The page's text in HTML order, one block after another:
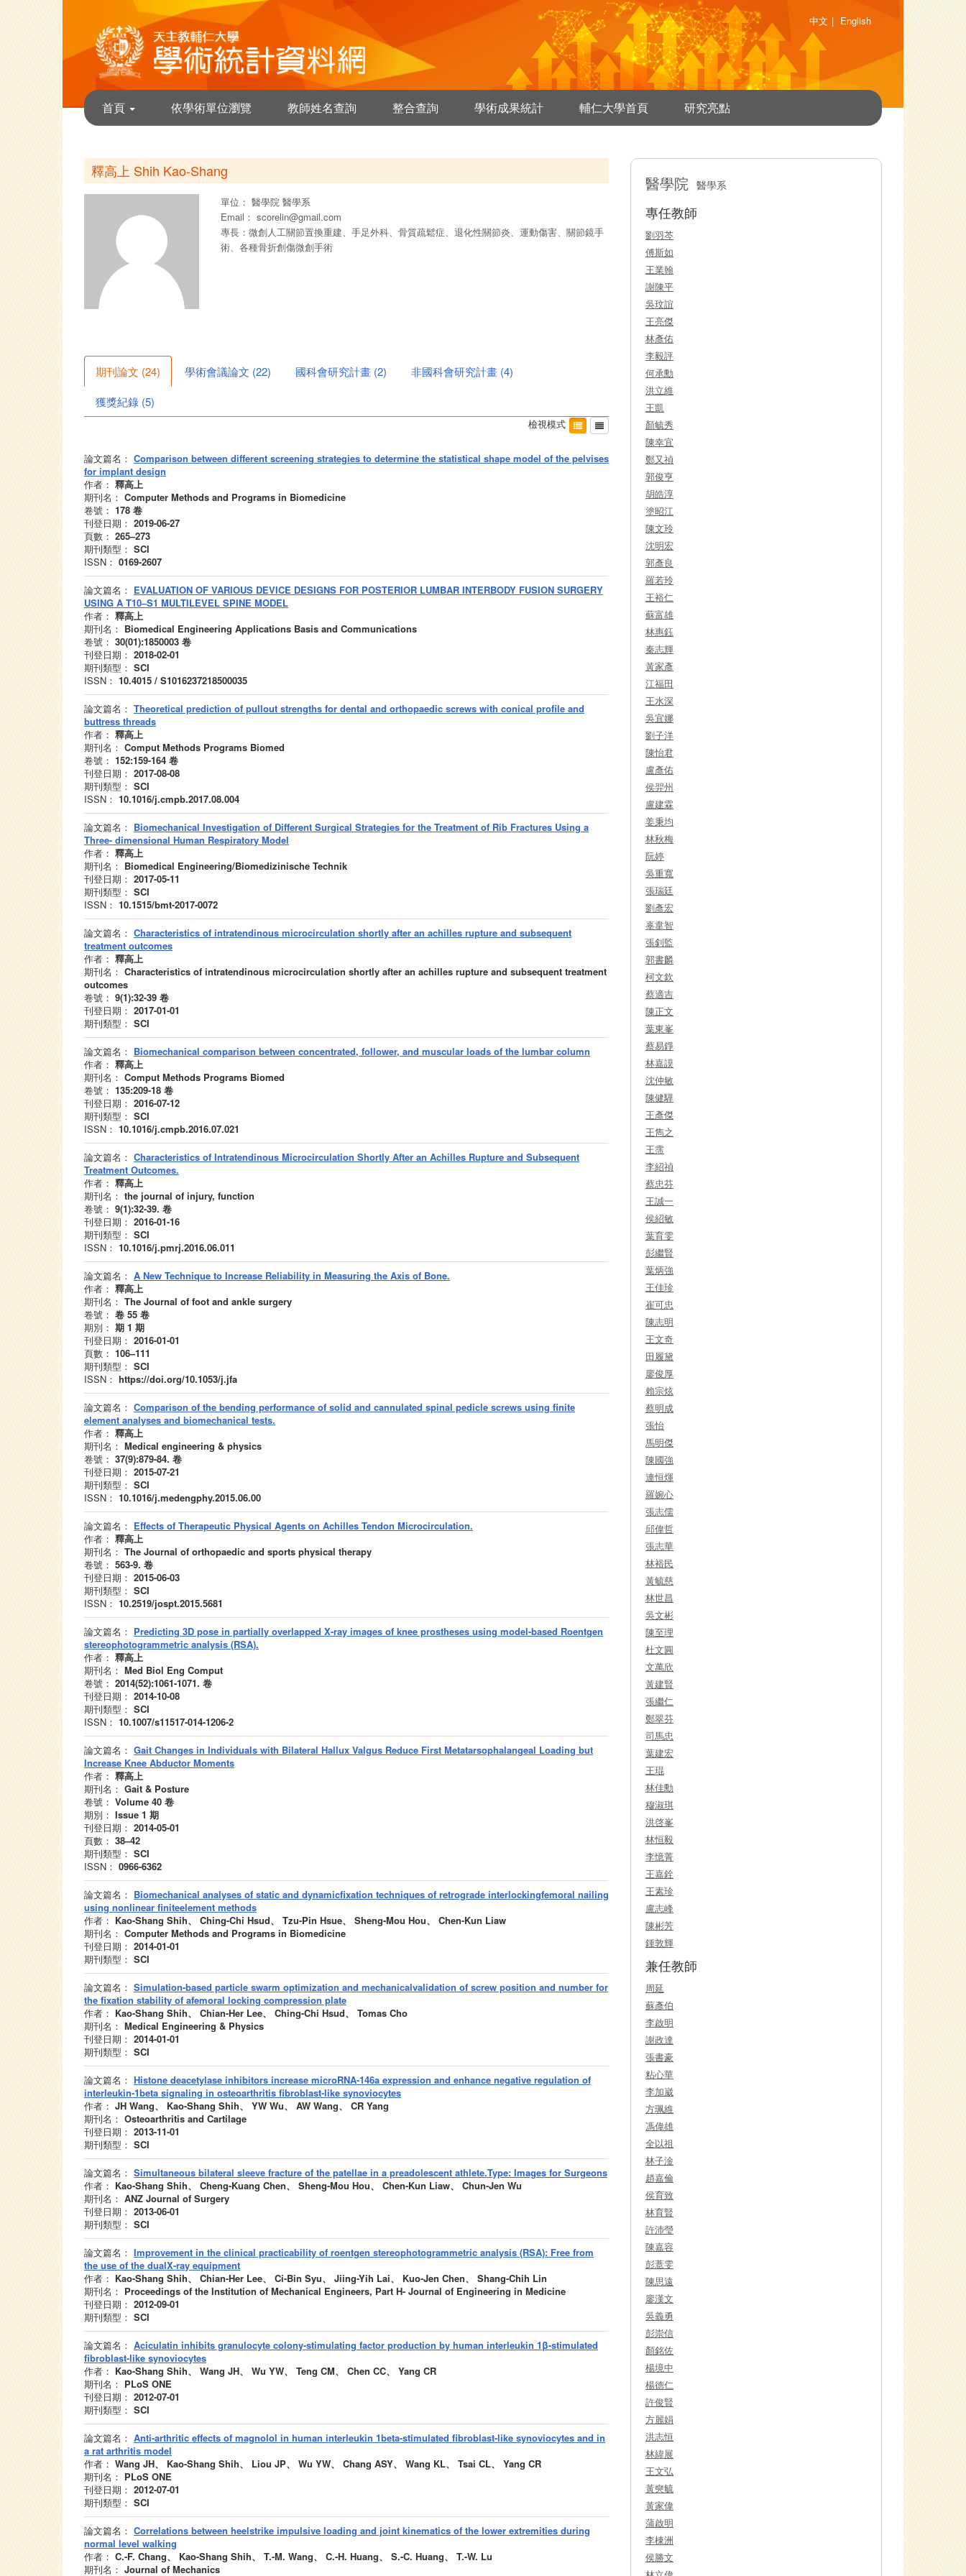
中文 | English
首頁 依學術單位瀏覽 教師姓名查詢 整合查詢 學術成果統計 輔仁大學首頁 研究亮點
釋高上 Shih Kao-Shang
單位： 醫學院 醫學系
Email： scorelin@gmail.com
專長：微創人工關節置換重建、手足外科、骨質疏鬆症、退化性關節炎、運動傷害、關節鏡手
術、各種骨折創傷微創手術
期刊論文 (24) 學術會議論文 (22) 國科會研究計畫 (2) 非國科會研究計畫 (4)
獲獎紀錄 (5)
檢視模式
論文篇名： Comparison between different screening strategies to determine the statistical shape model of the pelvises
for implant design
作者： 釋高上
期刊名： Computer Methods and Programs in Biomedicine
卷號： 178 卷
刊登日期： 2019-06-27
頁數： 265–273
期刊類型： SCI
ISSN： 0169-2607
論文篇名： EVALUATION OF VARIOUS DEVICE DESIGNS FOR POSTERIOR LUMBAR INTERBODY FUSION SURGERY
USING A T10–S1 MULTILEVEL SPINE MODEL
作者： 釋高上
期刊名： Biomedical Engineering Applications Basis and Communications
卷號： 30(01):1850003 卷
刊登日期： 2018-02-01
期刊類型： SCI
ISSN： 10.4015 / S1016237218500035
論文篇名： Theoretical prediction of pullout strengths for dental and orthopaedic screws with conical profile and
buttress threads
作者： 釋高上
期刊名： Comput Methods Programs Biomed
卷號： 152:159-164 卷
刊登日期： 2017-08-08
期刊類型： SCI
ISSN： 10.1016/j.cmpb.2017.08.004
論文篇名： Biomechanical Investigation of Different Surgical Strategies for the Treatment of Rib Fractures Using a
Three- dimensional Human Respiratory Model
作者： 釋高上
期刊名： Biomedical Engineering/Biomedizinische Technik
刊登日期： 2017-05-11
期刊類型： SCI
ISSN： 10.1515/bmt-2017-0072
論文篇名： Characteristics of intratendinous microcirculation shortly after an achilles rupture and subsequent
treatment outcomes
作者： 釋高上
期刊名： Characteristics of intratendinous microcirculation shortly after an achilles rupture and subsequent treatment
outcomes
卷號： 9(1):32-39 卷
刊登日期： 2017-01-01
期刊類型： SCI
論文篇名： Biomechanical comparison between concentrated, follower, and muscular loads of the lumbar column
作者： 釋高上
期刊名： Comput Methods Programs Biomed
卷號： 135:209-18 卷
刊登日期： 2016-07-12
期刊類型： SCI
ISSN： 10.1016/j.cmpb.2016.07.021
論文篇名： Characteristics of Intratendinous Microcirculation Shortly After an Achilles Rupture and Subsequent
Treatment Outcomes.
作者： 釋高上
期刊名： the journal of injury, function
卷號： 9(1):32-39. 卷
刊登日期： 2016-01-16
期刊類型： SCI
ISSN： 10.1016/j.pmrj.2016.06.011
論文篇名： A New Technique to Increase Reliability in Measuring the Axis of Bone.
作者： 釋高上
期刊名： The Journal of foot and ankle surgery
卷號： 卷 55 卷
期別： 期 1 期
刊登日期： 2016-01-01
頁數： 106–111
期刊類型： SCI
ISSN： https://doi.org/10.1053/j.jfa
論文篇名： Comparison of the bending performance of solid and cannulated spinal pedicle screws using finite
element analyses and biomechanical tests.
作者： 釋高上
期刊名： Medical engineering & physics
卷號： 37(9):879-84. 卷
刊登日期： 2015-07-21
期刊類型： SCI
ISSN： 10.1016/j.medengphy.2015.06.00
論文篇名： Effects of Therapeutic Physical Agents on Achilles Tendon Microcirculation.
作者： 釋高上
期刊名： The Journal of orthopaedic and sports physical therapy
卷號： 563-9. 卷
刊登日期： 2015-06-03
期刊類型： SCI
ISSN： 10.2519/jospt.2015.5681
論文篇名： Predicting 3D pose in partially overlapped X-ray images of knee prostheses using model-based Roentgen
stereophotogrammetric analysis (RSA).
作者： 釋高上
期刊名： Med Biol Eng Comput
卷號： 2014(52):1061-1071. 卷
刊登日期： 2014-10-08
期刊類型： SCI
ISSN： 10.1007/s11517-014-1206-2
論文篇名： Gait Changes in Individuals with Bilateral Hallux Valgus Reduce First Metatarsophalangeal Loading but
Increase Knee Abductor Moments
作者： 釋高上
期刊名： Gait & Posture
卷號： Volume 40 卷
期別： Issue 1 期
刊登日期： 2014-05-01
頁數： 38–42
期刊類型： SCI
ISSN： 0966-6362
論文篇名： Biomechanical analyses of static and dynamicfixation techniques of retrograde interlockingfemoral nailing
using nonlinear finiteelement methods
作者： Kao-Shang Shih、 Ching-Chi Hsud、 Tzu-Pin Hsue、 Sheng-Mou Hou、 Chen-Kun Liaw
期刊名： Computer Methods and Programs in Biomedicine
刊登日期： 2014-01-01
期刊類型： SCI
論文篇名： Simulation-based particle swarm optimization and mechanicalvalidation of screw position and number for
the fixation stability of afemoral locking compression plate
作者： Kao-Shang Shih、 Chian-Her Lee、 Ching-Chi Hsud、 Tomas Cho
期刊名： Medical Engineering & Physics
刊登日期： 2014-01-01
期刊類型： SCI
論文篇名： Histone deacetylase inhibitors increase microRNA-146a expression and enhance negative regulation of
interleukin-1beta signaling in osteoarthritis fibroblast-like synoviocytes
作者： JH Wang、 Kao-Shang Shih、 YW Wu、 AW Wang、 CR Yang
期刊名： Osteoarthritis and Cartilage
刊登日期： 2013-11-01
期刊類型： SCI
論文篇名： Simultaneous bilateral sleeve fracture of the patellae in a preadolescent athlete.Type: Images for Surgeons
作者： Kao-Shang Shih、 Cheng-Kuang Chen、 Sheng-Mou Hou、 Chen-Kun Liaw、 Chun-Jen Wu
期刊名： ANZ Journal of Surgery
刊登日期： 2013-06-01
期刊類型： SCI
論文篇名： Improvement in the clinical practicability of roentgen stereophotogrammetric analysis (RSA): Free from
the use of the dualX-ray equipment
作者： Kao-Shang Shih、 Chian-Her Lee、 Ci-Bin Syu、 Jiing-Yih Lai、 Kuo-Jen Chen、 Shang-Chih Lin
期刊名： Proceedings of the Institution of Mechanical Engineers, Part H- Journal of Engineering in Medicine
刊登日期： 2012-09-01
期刊類型： SCI
論文篇名： Aciculatin inhibits granulocyte colony-stimulating factor production by human interleukin 1β-stimulated
fibroblast-like synoviocytes
作者： Kao-Shang Shih、 Wang JH、 Wu YW、 Teng CM、 Chen CC、 Yang CR
期刊名： PLoS ONE
刊登日期： 2012-07-01
期刊類型： SCI
論文篇名： Anti-arthritic effects of magnolol in human interleukin 1beta-stimulated fibroblast-like synoviocytes and in
a rat arthritis model
作者： Wang JH、 Kao-Shang Shih、 Liou JP、 Wu YW、 Chang ASY、 Wang KL、 Tsai CL、 Yang CR
期刊名： PLoS ONE
刊登日期： 2012-07-01
期刊類型： SCI
論文篇名： Correlations between heelstrike impulsive loading and joint kinematics of the lower extremities during
normal level walking
作者： C.-F. Chang、 Kao-Shang Shih、 T.-M. Wang、 C.-H. Huang、 S.-C. Huang、 T.-W. Lu
期刊名： Journal of Mechanics
醫學院 醫學系
專任教師
劉羽芩
傅斯如
王業翰
謝陳平
吳玟誼
王亮傑
林彥佑
李毅評
何承勳
洪立維
王凱
顏毓秀
陳幸宜
鄭又禎
郭俊亨
胡皓淳
塗昭江
陳文玲
沈明宏
郭彥良
羅若玲
王裕仁
蘇富雄
林惠鈺
秦志輝
黃家彥
江福田
王水深
吳宜娜
劉子洋
陳怡君
盧彥佑
侯羿州
盧建霖
姜秉均
林秋梅
阮婷
吳重寬
張瑞廷
劉彥宏
辜韋智
張釗監
郭書麟
柯文欽
蔡適吉
陳正文
葉東峯
蔡易錚
林嘉謨
沈仲敏
陳健驊
王彥傑
王雋之
王霈
李紹禎
蔡忠芬
王誠一
侯紹敏
葉育雯
彭繼賢
葉炳強
王佳珍
崔可忠
陳志明
王文奇
田履黛
廖俊厚
賴宗炫
蔡明成
張怡
馬明傑
陳國強
連恒煇
羅婉心
張志儒
邱偉哲
張志華
林裕民
黃毓慈
林世昌
吳文彬
陳至理
杜文圓
文萬欣
黃建賢
張繼仁
鄭翠芬
司馬忠
葉建宏
王琨
林佳勳
穆淑琪
洪啓峯
林恒毅
李憶菁
王嘉銓
王素珍
盧志峰
陳彬芳
鍾敦輝
兼任教師
周延
蘇彥伯
李啟明
謝政達
張書豪
粘心華
李加崴
方珮維
馮偉雄
全以祖
林子淦
趙嘉倫
侯育致
林育賢
許沛瑩
陳嘉容
彭薏雯
陳思遠
廖漢文
吳義勇
彭崇信
顏銘佐
楊境中
楊德仁
許俊賢
方麗娟
洪志恒
林緯展
王文弘
黃奭毓
黃家偉
蒲啟明
李棟洲
侯勝文